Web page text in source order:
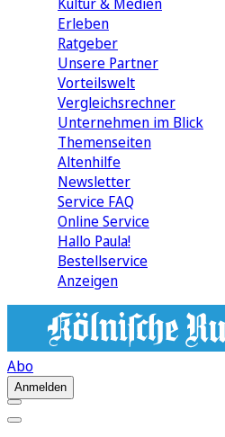
Erleben
Ratgeber
Unsere Partner
Vorteilswelt
Vergleichsrechner
Unternehmen im Blick
Themenseiten
Altenhilfe
Newsletter
Service FAQ
Online Service
Hallo Paula!
Bestellservice
Anzeigen
Abo
Anmelden